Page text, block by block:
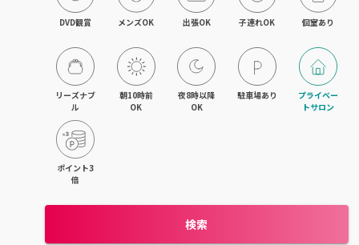
住吉区・住之江区・西成区
平野区・東住吉区
大正・九条・弁天町
枚方・寝屋川・交野
DVD観賞 メンズOK 出張OK 子連れOK 個室あり
リーズナブ
ル
朝10時前
OK
夜8時以降
OK
駐車場あり
プライベー
トサロン
ポイント3
倍
検索